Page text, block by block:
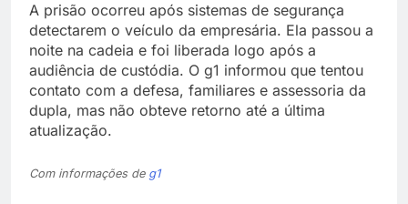
A prisão ocorreu após sistemas de segurança
detectarem o veículo da empresária. Ela passou a
noite na cadeia e foi liberada logo após a
audiência de custódia. O g1 informou que tentou
contato com a defesa, familiares e assessoria da
dupla, mas não obteve retorno até a última
atualização.
Com informações de g1